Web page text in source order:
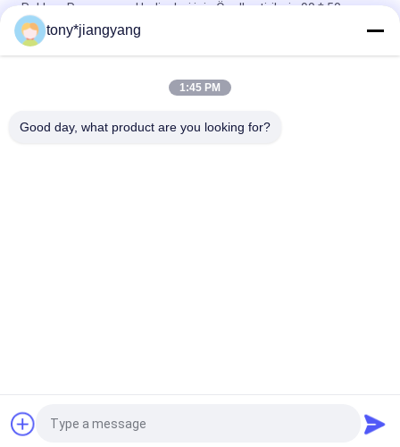
Reklam Promosyon Hediyeleri için Özelleştirilmiş 90 * 50mm
LCD Ekran Kartı
VIF Technology LCD Video Brochure Card Full color and offset
tony*jiangyang
1:45 PM
Good day, what product are you looking for?